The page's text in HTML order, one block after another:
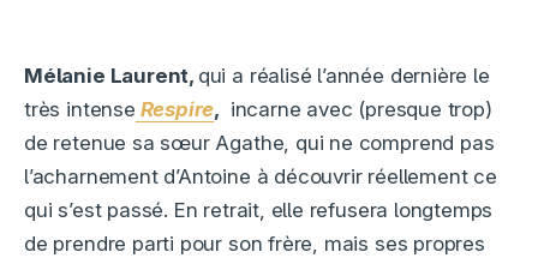
Mélanie Laurent, qui a réalisé l’année dernière le
très intense Respire, incarne avec (presque trop)
de retenue sa sœur Agathe, qui ne comprend pas
l’acharnement d’Antoine à découvrir réellement ce
qui s’est passé. En retrait, elle refusera longtemps
de prendre parti pour son frère, mais ses propres